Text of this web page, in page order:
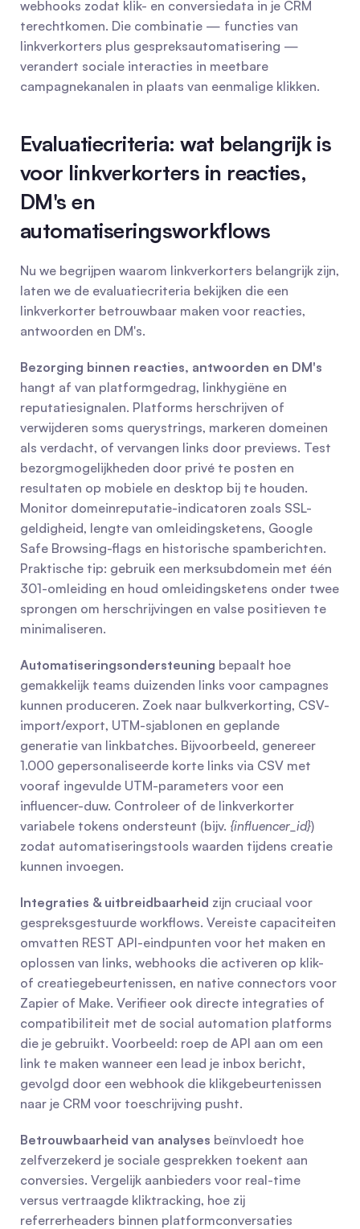
webhooks zodat klik- en conversiedata in je CRM
terechtkomen. Die combinatie — functies van
linkverkorters plus gespreksautomatisering —
verandert sociale interacties in meetbare
campagnekanalen in plaats van eenmalige klikken.
Evaluatiecriteria: wat belangrijk is
voor linkverkorters in reacties,
DM's en
automatiseringsworkflows
Nu we begrijpen waarom linkverkorters belangrijk zijn,
laten we de evaluatiecriteria bekijken die een
linkverkorter betrouwbaar maken voor reacties,
antwoorden en DM's.
Bezorging binnen reacties, antwoorden en DM's
hangt af van platformgedrag, linkhygiëne en
reputatiesignalen. Platforms herschrijven of
verwijderen soms querystrings, markeren domeinen
als verdacht, of vervangen links door previews. Test
bezorgmogelijkheden door privé te posten en
resultaten op mobiele en desktop bij te houden.
Monitor domeinreputatie-indicatoren zoals SSL-
geldigheid, lengte van omleidingsketens, Google
Safe Browsing-flags en historische spamberichten.
Praktische tip: gebruik een merksubdomein met één
301-omleiding en houd omleidingsketens onder twee
sprongen om herschrijvingen en valse positieven te
minimaliseren.
Automatiseringsondersteuning bepaalt hoe
gemakkelijk teams duizenden links voor campagnes
kunnen produceren. Zoek naar bulkverkorting, CSV-
import/export, UTM-sjablonen en geplande
generatie van linkbatches. Bijvoorbeeld, genereer
1.000 gepersonaliseerde korte links via CSV met
vooraf ingevulde UTM-parameters voor een
influencer-duw. Controleer of de linkverkorter
variabele tokens ondersteunt (bijv. {influencer_id})
zodat automatiseringstools waarden tijdens creatie
kunnen invoegen.
Integraties & uitbreidbaarheid zijn cruciaal voor
gespreksgestuurde workflows. Vereiste capaciteiten
omvatten REST API-eindpunten voor het maken en
oplossen van links, webhooks die activeren op klik-
of creatiegebeurtenissen, en native connectors voor
Zapier of Make. Verifieer ook directe integraties of
compatibiliteit met de social automation platforms
die je gebruikt. Voorbeeld: roep de API aan om een
link te maken wanneer een lead je inbox bericht,
gevolgd door een webhook die klikgebeurtenissen
naar je CRM voor toeschrijving pusht.
Betrouwbaarheid van analyses beïnvloedt hoe
zelfverzekerd je sociale gesprekken toekent aan
conversies. Vergelijk aanbieders voor real-time
versus vertraagde kliktracking, hoe zij
referrerheaders binnen platformconversaties